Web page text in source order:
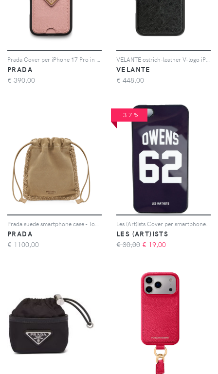
PRADA
€ 390,00
VELANTE
€ 448,00
PRADA
€ 1100,00
-37%
LES (ART)ISTS
€ 30,00 € 19,00